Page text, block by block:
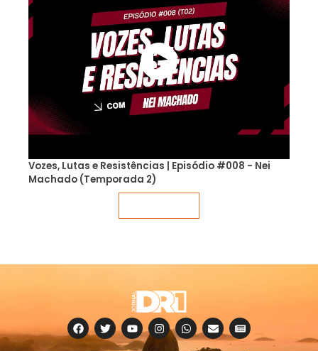
Vozes, Lutas e Resistências | Episódio #008 - Nei
Machado (Temporada 2)